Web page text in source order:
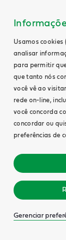
Usamos cookies
analisar
para permitir
que tanto nós
você vê ao
rede on-line,
você concorda
concordar ou
preferências de
Gerenciar